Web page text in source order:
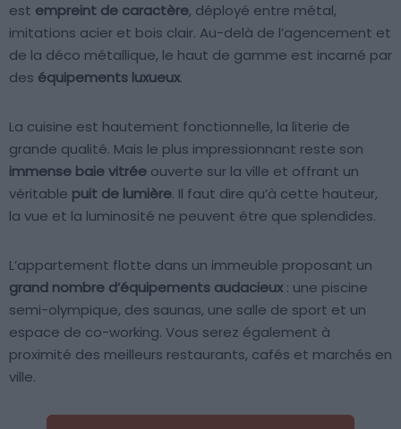
est empreint de caractère, déployé entre métal,
imitations acier et bois clair. Au-delà de l’agencement et
de la déco métallique, le haut de gamme est incarné par
des équipements luxueux.
La cuisine est hautement fonctionnelle, la literie de
grande qualité. Mais le plus impressionnant reste son
immense baie vitrée ouverte sur la ville et offrant un
véritable puit de lumière. Il faut dire qu’à cette hauteur,
la vue et la luminosité ne peuvent être que splendides.
L’appartement flotte dans un immeuble proposant un
grand nombre d’équipements audacieux: une piscine
semi-olympique, des saunas, une salle de sport et un
espace de co-working. Vous serez également à
proximité des meilleurs restaurants, cafés et marchés en
ville.